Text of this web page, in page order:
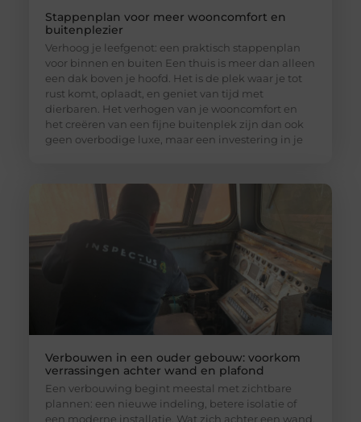
Stappenplan voor meer wooncomfort en
buitenplezier
Verhoog je leefgenot: een praktisch stappenplan
voor binnen en buiten Een thuis is meer dan alleen
een dak boven je hoofd. Het is de plek waar je tot
rust komt, oplaadt, en geniet van tijd met
dierbaren. Het verhogen van je wooncomfort en
het creëren van een fijne buitenplek zijn dan ook
geen overbodige luxe, maar een investering in je
Verbouwen in een ouder gebouw: voorkom
verrassingen achter wand en plafond
Een verbouwing begint meestal met zichtbare
plannen: een nieuwe indeling, betere isolatie of
een moderne installatie. Wat zich achter een wand,